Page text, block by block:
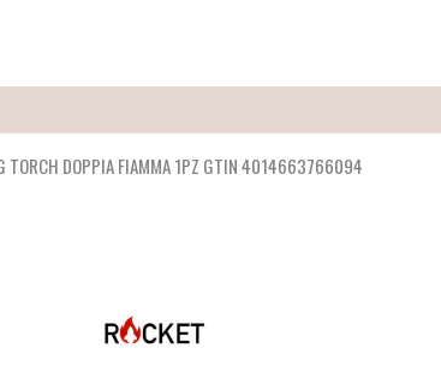
TORCH DOPPIA FIAMMA 1PZ GTIN 4014663766094